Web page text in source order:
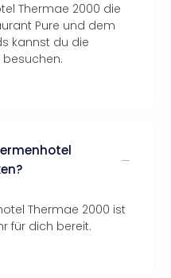
Thermae 2000 die
Pure und dem
kannst du die
besuchen.
Thermae 2000 ist
für dich bereit.